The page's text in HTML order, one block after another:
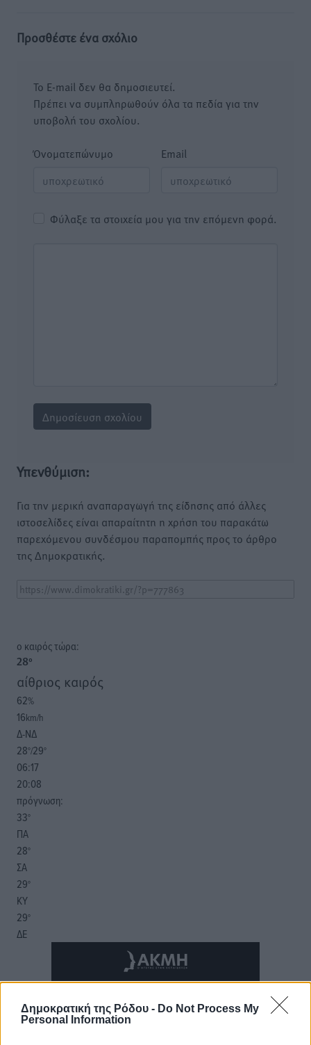
Δημοκρατική της Ρόδου - Do Not Process My
Personal Information
Προσθέστε ένα σχόλιο
Το E-mail δεν θα δημοσιευτεί.
Πρέπει να συμπληρωθούν όλα τα πεδία για την
υποβολή του σχολίου.
Όνοματεπώνυμο Email
Φύλαξε τα στοιχεία μου για την επόμενη φορά.
Υπενθύμιση:
Για την μερική αναπαραγωγή της είδησης από άλλες
ιστοσελίδες είναι απαραίτητη η χρήση του παρακάτω
παρεχόμενου συνδέσμου παραπομπής προς το άρθρο
της Δημοκρατικής.
o καιρός τώρα:
28°
αίθριος καιρός
62%
16km/h
Δ-ΝΔ
28°/29°
06:17
20:08
πρόγνωση:
33°
ΠΑ
28°
ΣΑ
29°
ΚΥ
29°
ΔΕ